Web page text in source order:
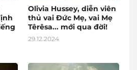
Olivia Hussey, diễn viên
thủ vai Đức Mẹ, vai Mẹ
Têrêsa... mới qua đời!
29.12.2024